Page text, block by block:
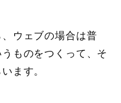
ウェブの場合は普
ものをつくって、そ
ます。